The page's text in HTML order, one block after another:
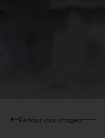
Retour aux stages